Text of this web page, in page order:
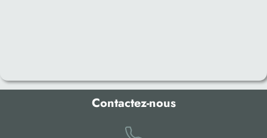
Contactez-nous